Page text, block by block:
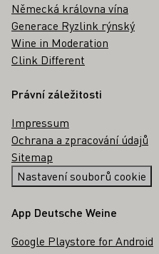
Německá královna vína
Generace Ryzlink rýnský
Wine in Moderation
Clink Different
Právní záležitosti
Impressum
Ochrana a zpracování údajů
Sitemap
Nastavení souborů cookie
App Deutsche Weine
Google Playstore for Android